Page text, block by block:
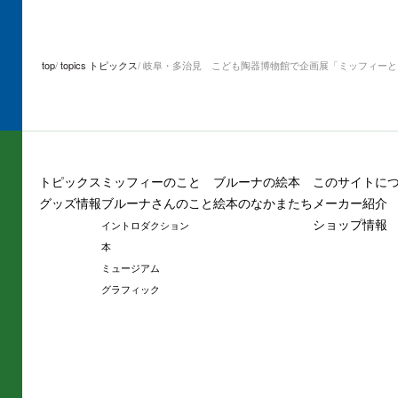
top topics トピックス 岐阜・多治見 こども陶器博物館で企画展「ミッフィー
トピックス
グッズ情報
ミッフィーのこと
ブルーナさんのこと
イントロダクション
本
ミュージアム
グラフィック
ブルーナの絵本
絵本のなかまたち
このサイトに
メーカー紹介
ショップ情報